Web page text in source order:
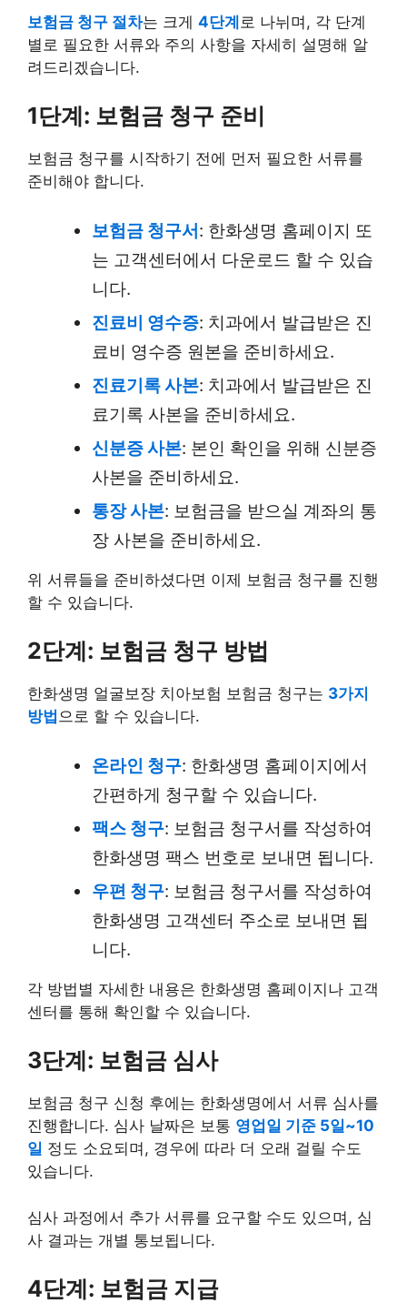
보험금 청구 절차는 크게 4단계 로 나뉘며, 각 단계
별로 필요한 서류와 주의 사항을 자세히 설명해 알
려드리겠습니다.
1단계: 보험금 청구 준비
보험금 청구를 시작하기 전에 먼저 필요한 서류를
준비해야 합니다.
보험금 청구서: 한화생명 홈페이지 또
는 고객센터에서 다운로드 할 수 있습
니다.
진료비 영수증: 치과에서 발급받은 진
료비 영수증 원본을 준비하세요.
진료기록 사본: 치과에서 발급받은 진
료기록 사본을 준비하세요.
신분증 사본: 본인 확인을 위해 신분증
사본을 준비하세요.
통장 사본: 보험금을 받으실 계좌의 통
장 사본을 준비하세요.
위 서류들을 준비하셨다면 이제 보험금 청구를 진행
할 수 있습니다.
2단계: 보험금 청구 방법
한화생명 얼굴보장 치아보험 보험금 청구는 3가지
방법 으로 할 수 있습니다.
온라인 청구: 한화생명 홈페이지에서
간편하게 청구할 수 있습니다.
팩스 청구: 보험금 청구서를 작성하여
한화생명 팩스 번호로 보내면 됩니다.
우편 청구: 보험금 청구서를 작성하여
한화생명 고객센터 주소로 보내면 됩
니다.
각 방법별 자세한 내용은 한화생명 홈페이지나 고객
센터를 통해 확인할 수 있습니다.
3단계: 보험금 심사
보험금 청구 신청 후에는 한화생명에서 서류 심사를
진행합니다. 심사 날짜은 보통 영업일 기준 5일~10
일 정도 소요되며, 경우에 따라 더 오래 걸릴 수도
있습니다.
심사 과정에서 추가 서류를 요구할 수도 있으며, 심
사 결과는 개별 통보됩니다.
4단계: 보험금 지급